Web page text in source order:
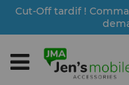
Cut-Off tardif !